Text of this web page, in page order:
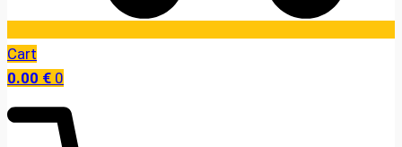
Cart
0.00 € 0